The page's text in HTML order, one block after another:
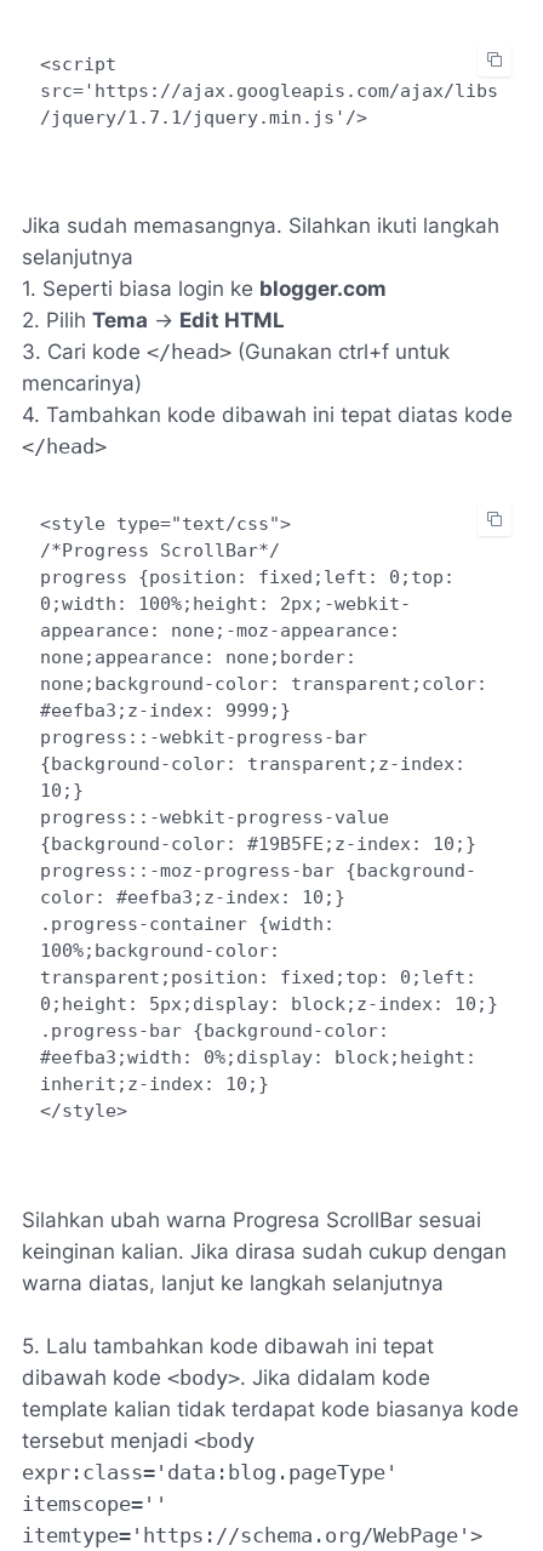
<script
src='https://ajax.googleapis.com/ajax/libs
/jquery/1.7.1/jquery.min.js'/>
Jika sudah memasangnya. Silahkan ikuti langkah
selanjutnya
1. Seperti biasa login ke blogger.com
2. Pilih Tema -> Edit HTML
3. Cari kode </head> (Gunakan ctrl+f untuk
mencarinya)
4. Tambahkan kode dibawah ini tepat diatas kode
</head>
<style type="text/css">
/*Progress ScrollBar*/
progress {position: fixed;left: 0;top:
0;width: 100%;height: 2px;-webkit-
appearance: none;-moz-appearance:
none;appearance: none;border:
none;background-color: transparent;color:
#eefba3;z-index: 9999;}
progress::-webkit-progress-bar
{background-color: transparent;z-index:
10;}
progress::-webkit-progress-value
{background-color: #19B5FE;z-index: 10;}
progress::-moz-progress-bar {background-
color: #eefba3;z-index: 10;}
.progress-container {width:
100%;background-color:
transparent;position: fixed;top: 0;left:
0;height: 5px;display: block;z-index: 10;}
.progress-bar {background-color:
#eefba3;width: 0%;display: block;height:
inherit;z-index: 10;}
</style>
Silahkan ubah warna Progresa ScrollBar sesuai
keinginan kalian. Jika dirasa sudah cukup dengan
warna diatas, lanjut ke langkah selanjutnya
5. Lalu tambahkan kode dibawah ini tepat
dibawah kode <body>. Jika didalam kode
template kalian tidak terdapat kode biasanya kode
tersebut menjadi <body
expr:class='data:blog.pageType'
itemscope=''
itemtype='https://schema.org/WebPage'>